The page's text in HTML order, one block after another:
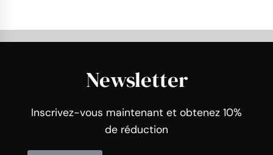
Newsletter
Inscrivez-vous maintenant et obtenez 10%
de réduction